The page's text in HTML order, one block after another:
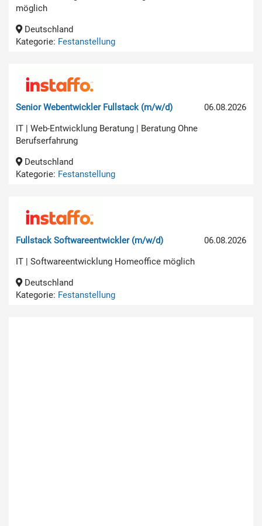
möglich
Deutschland
Kategorie: Festanstellung
06.08.2026
Senior Webentwickler Fullstack (m/w/d)
IT | Web-Entwicklung Beratung | Beratung Ohne
Berufserfahrung
Deutschland
Kategorie: Festanstellung
06.08.2026
Fullstack Softwareentwickler (m/w/d)
IT | Softwareentwicklung Homeoffice möglich
Deutschland
Kategorie: Festanstellung